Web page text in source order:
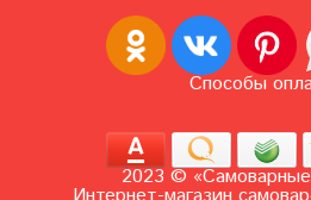
Способы
2023 ©